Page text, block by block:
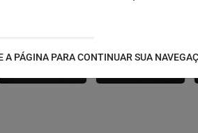
ESPORTES
CÂMARA DOS
A PÁGINA PARA CONTINUAR SUA